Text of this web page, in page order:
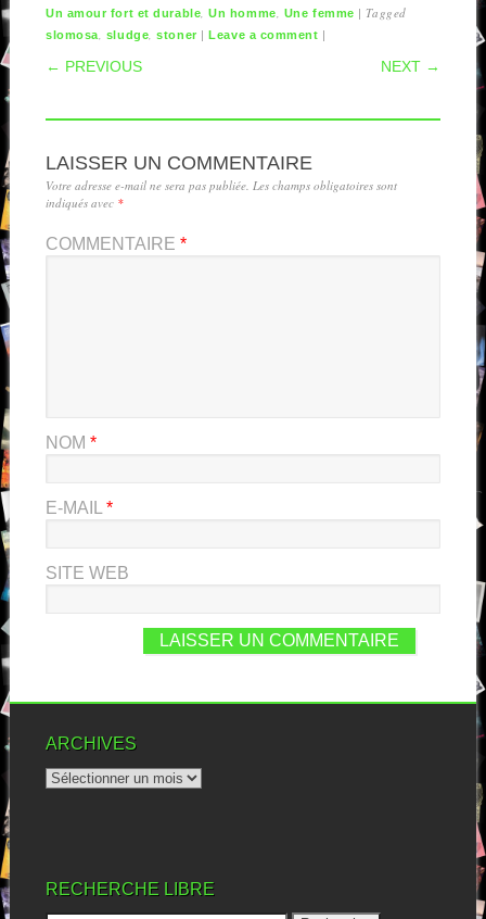
Un amour fort et durable ,Un homme Une femme |Tagged
slomosa sludge ,stoner |Leave a comment |
POST NAVIGATION
← PREVIOUS NEXT →
LAISSER UN COMMENTAIRE
Votre adresse e-mail ne sera pas publiée. Les champs obligatoires sont
indiqués avec *
COMMENTAIRE *
NOM *
E-MAIL *
SITE WEB
ARCHIVES
RECHERCHE LIBRE